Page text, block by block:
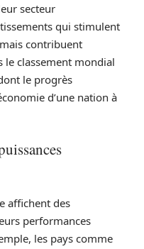
secteur
qui stimulent
contribuent
le classement mondial
le progrès
d’une nation à
affichent des
performances
les pays comme